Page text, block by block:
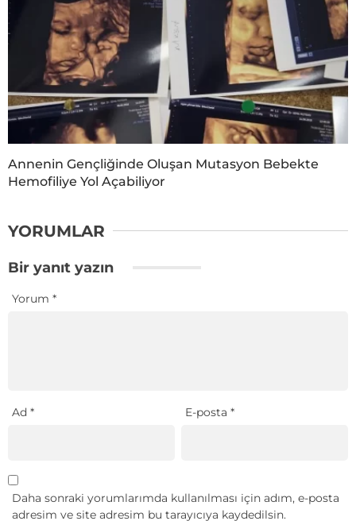
Annenin Gençliğinde Oluşan Mutasyon Bebekte
Hemofiliye Yol Açabiliyor
YORUMLAR
Bir yanıt yazın
Yorum *
Ad * E-posta*
Daha sonraki yorumlarımda kullanılması için adım, e-posta
adresim ve site adresim bu tarayıcıya kaydedilsin.